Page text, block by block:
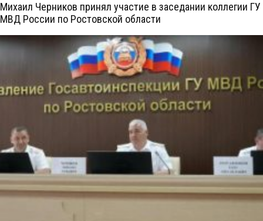
Михаил Черников принял участие в заседании коллегии ГУ
МВД России по Ростовской области